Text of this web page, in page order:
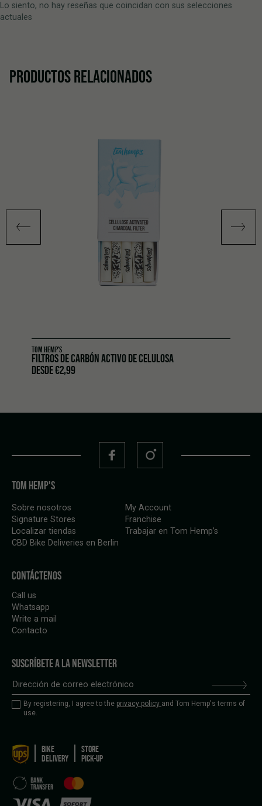
Lo siento, no hay reseñas que coincidan con sus selecciones
actuales
PRODUCTOS RELACIONADOS
TOM HEMP'S
FILTROS DE CARBÓN ACTIVO DE CELULOSA
DESDE€2,99
TOM HEMP'S
Sobre nosotros
Signature Stores
Localizar tiendas
CBD Bike Deliveries en Berlin
My Account
Franchise
Trabajar en Tom Hemp’s
CONTÁCTENOS
Call us
Whatsapp
Write a mail
Contacto
SUSCRÍBETE A LA NEWSLETTER
By registering, I agree to the privacy policy and Tom Hemp's terms of
use.
BIKE
DELIVERY
STORE
PICK-UP